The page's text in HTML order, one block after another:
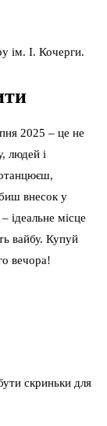
ім. І. Кочерги.
2025 – це не
людей і
внесок у
ідеальне місце
вайбу. Купуй
вечора!
скриньки для